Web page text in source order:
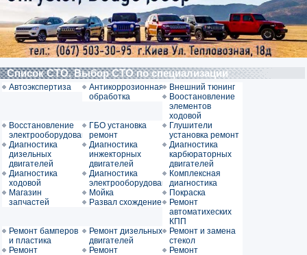
Список СТО. Выбор СТО по специализации
Автоэкспертиза
Антикоррозионная
обработка
Внешний тюнинг
Воостановление
элементов
ходовой
Восстановление
электрооборудования
ГБО установка
ремонт
Глушители
установка ремонт
Диагностика
дизельных
двигателей
Диагностика
инжекторных
двигателей
Диагностика
карбюраторных
двигателей
Диагностика
ходовой
Диагностика
электрооборудования
Комплексная
диагностика
Магазин
запчастей
Мойка
Покраска
Развал схождение
Ремонт
автоматихеских
КПП
Ремонт бамперов
и пластика
Ремонт дизельных
двигателей
Ремонт и замена
стекол
Ремонт
Ремонт
Ремонт